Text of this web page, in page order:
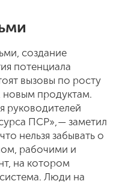
создание
потенциала
вызовы по росту
новым продуктам.
руководителей
ПСР», — заметил
нельзя забывать о
рабочими и
на котором
Люди на